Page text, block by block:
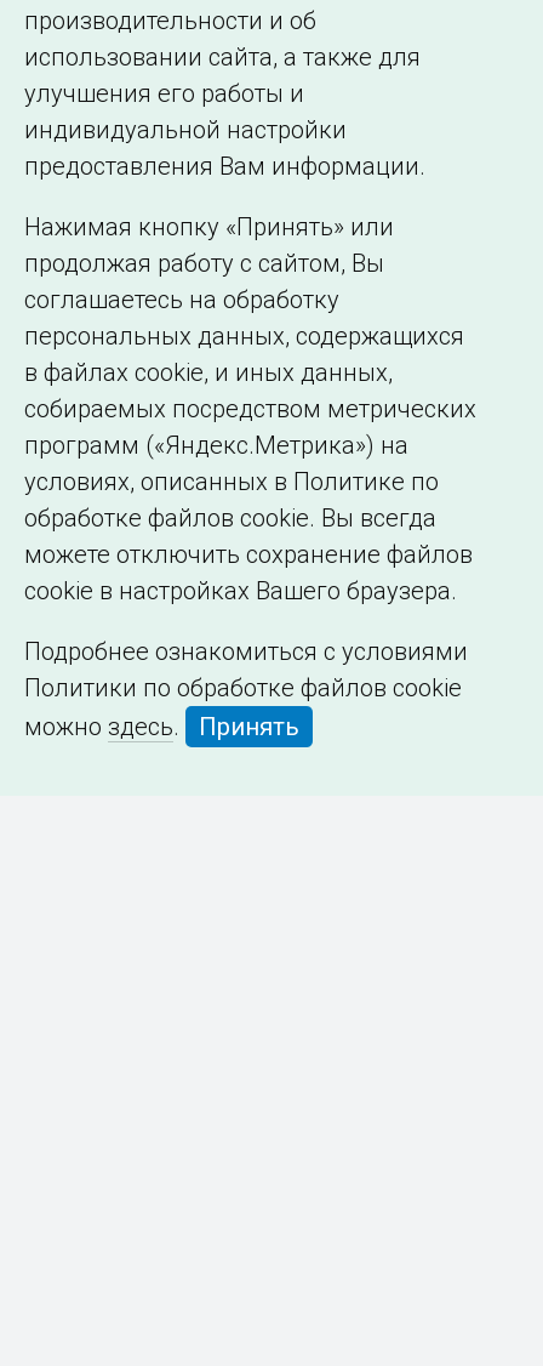
Подписаться на новости
©2005–2026 АО «СО ЕЭС»
Филиалы и
представительства
Сведения об
образовательной
организации
производительности и об
использовании сайта, а также для
улучшения его работы и
индивидуальной настройки
предоставления Вам информации.
Нажимая кнопку «Принять» или
продолжая работу с сайтом, Вы
соглашаетесь на обработку
персональных данных, содержащихся
в файлах cookie, и иных данных,
собираемых посредством метрических
программ («Яндекс.Метрика») на
условиях, описанных в Политике по
обработке файлов cookie. Вы всегда
можете отключить сохранение файлов
cookie в настройках Вашего браузера.
Подробнее ознакомиться с условиями
Политики по обработке файлов cookie
можно здесь. Принять